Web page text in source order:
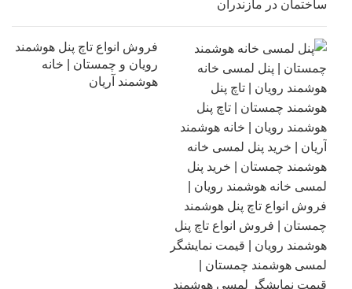
فروش انواع تاچ پنل هوشمند
رویان و چمستان | خانه
هوشمند آریان